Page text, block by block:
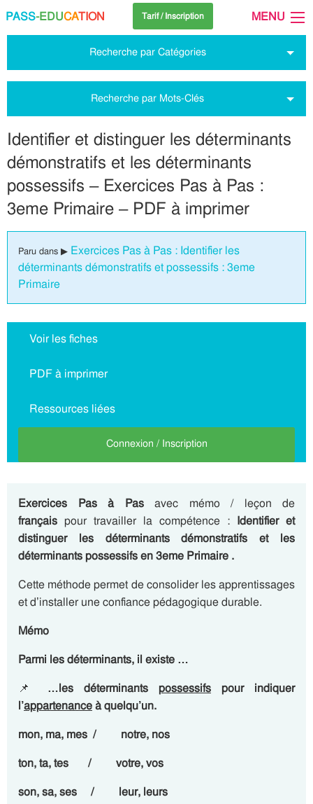
PASS-EDUCATION Tarif / Inscription MENU
Recherche par Catégories
Recherche par Mots-Clés
Identifier et distinguer les déterminants
démonstratifs et les déterminants
possessifs – Exercices Pas à Pas :
3eme Primaire – PDF à imprimer
Paru dans ▶ Exercices Pas à Pas : Identifier les
déterminants démonstratifs et possessifs : 3eme
Primaire
Voir les fiches
PDF à imprimer
Ressources liées
Connexion / Inscription
Exercices Pas à Pasavec mémo / leçon de
français pour travailler la compétence : Identifier et
distinguer les déterminants démonstratifs et les
déterminants possessifs en 3eme Primaire .
Cette méthode permet de consolider les apprentissages
et d’installer une confiance pédagogique durable.
Mémo
Parmi les déterminants, il existe …
📌
…les déterminants possessifs
pour indiquer
l’appartenanceà quelqu’un.
mon, ma, mes / notre, nos
ton, ta, tes / votre, vos
son, sa, ses / leur, leurs